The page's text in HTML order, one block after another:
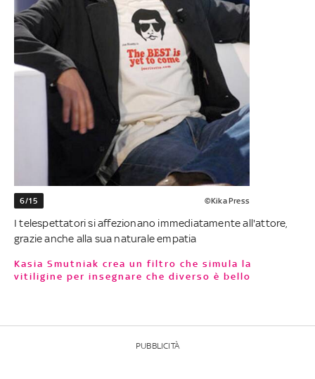
6/15 ©Kika Press
I telespettatori si affezionano immediatamente all'attore,
grazie anche alla sua naturale empatia
Kasia Smutniak crea un filtro che simula la
vitiligine per insegnare che diverso è bello
PUBBLICITÀ